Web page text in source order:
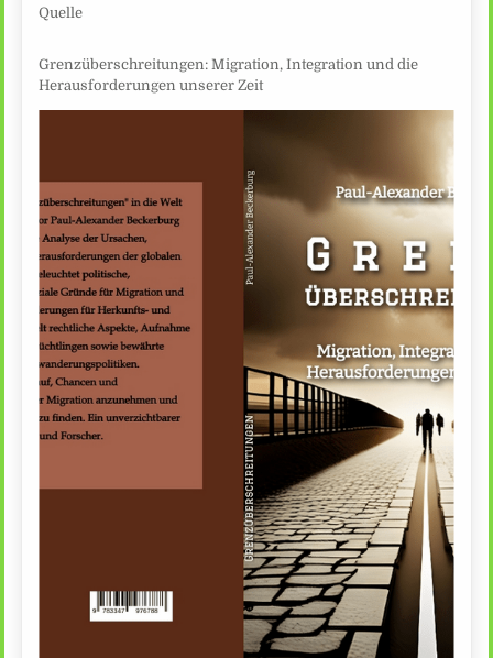
Quelle
Grenzüberschreitungen: Migration, Integration und die
Herausforderungen unserer Zeit